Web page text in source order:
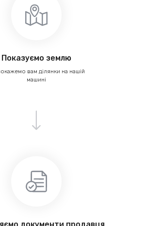
вам ділянки на нашій
машині
Показуємо землю